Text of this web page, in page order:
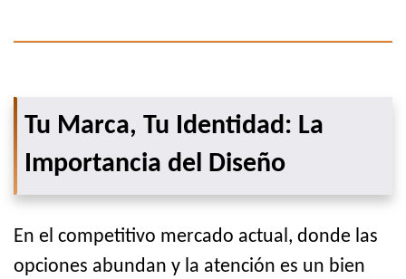
Tu Marca, Tu Identidad: La
Importancia del Diseño
En el competitivo mercado actual, donde las
opciones abundan y la atención es un bien